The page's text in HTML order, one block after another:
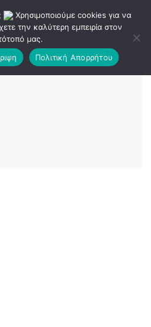
Χρησιμοποιούμε cookies για να
την καλύτερη εμπειρία στον
μας.
Πολιτική Απορρήτου